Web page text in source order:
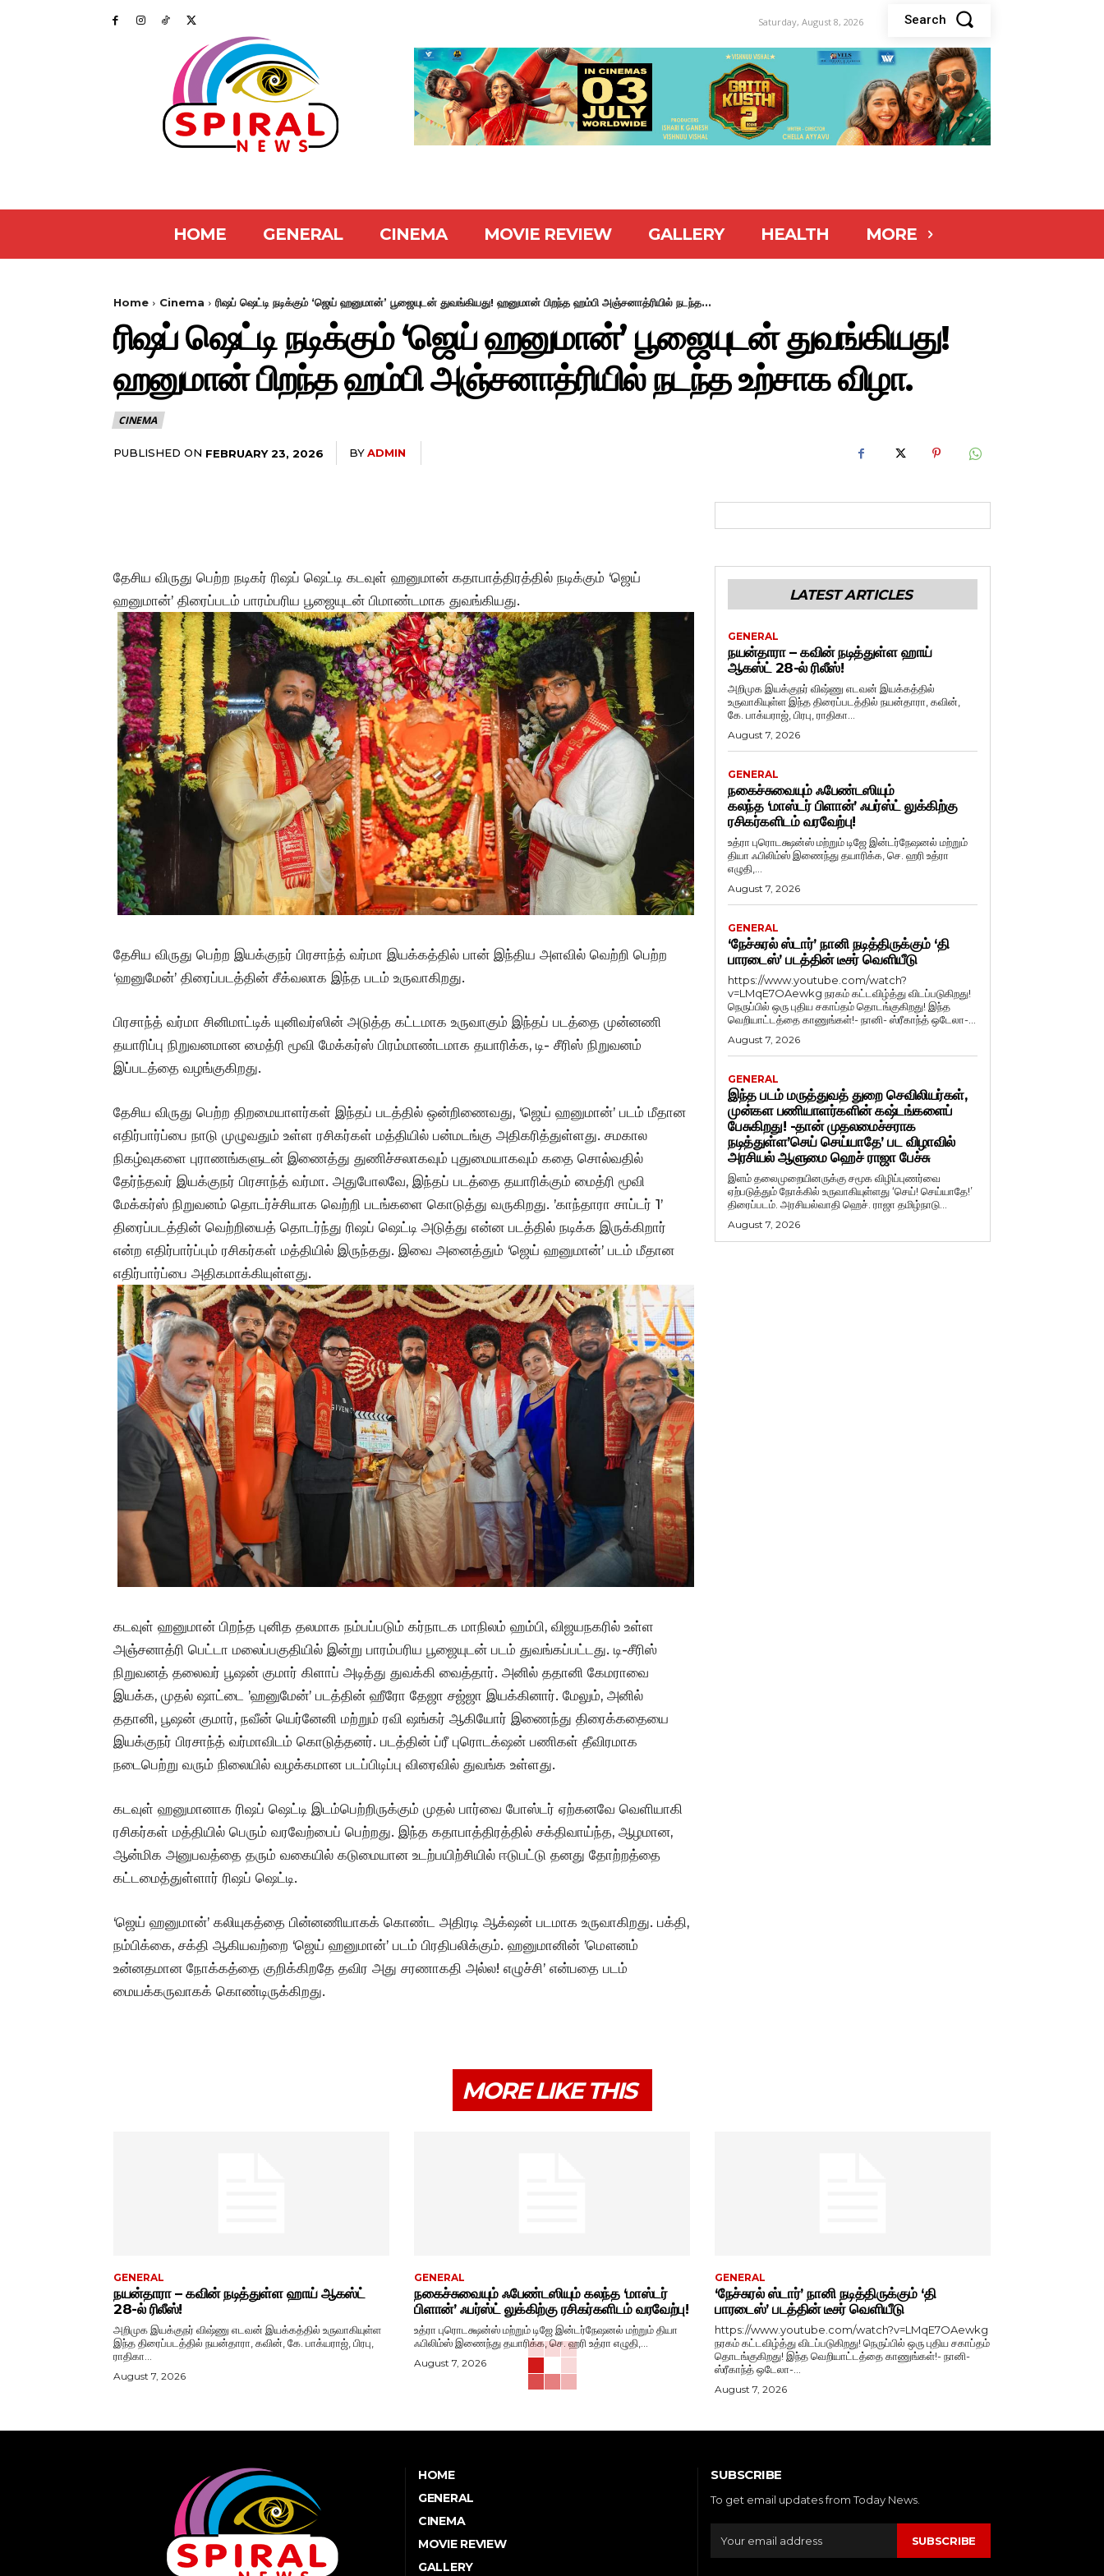
Saturday, August 8, 2026 Search
HOME GENERAL CINEMA MOVIE REVIEW GALLERY HEALTH MORE
Home Cinema ரிஷப் ஷெட்டி நடிக்கும் ‘ஜெய் ஹனுமான்’ பூஜையுடன் துவங்கியது! ஹனுமான் பிறந்த ஹம்பி அஞ்சனாத்ரியில் நடந்த...
ரிஷப் ஷெட்டி நடிக்கும் ‘ஜெய் ஹனுமான்’ பூஜையுடன் துவங்கியது!
ஹனுமான் பிறந்த ஹம்பி அஞ்சனாத்ரியில் நடந்த உற்சாக விழா.
CINEMA
PUBLISHED ON FEBRUARY 23, 2026 BYADMIN
தேசிய விருது பெற்ற நடிகர் ரிஷப் ஷெட்டி கடவுள் ஹனுமான் கதாபாத்திரத்தில் நடிக்கும் ‘ஜெய்
ஹனுமான்’ திரைப்படம் பாரம்பரிய பூஜையுடன் பிமாண்டமாக துவங்கியது.
தேசிய விருது பெற்ற இயக்குநர் பிரசாந்த் வர்மா இயக்கத்தில் பான் இந்திய அளவில் வெற்றி பெற்ற
‘ஹனுமேன்’ திரைப்படத்தின் சீக்வலாக இந்த படம் உருவாகிறது.
பிரசாந்த் வர்மா சினிமாட்டிக் யுனிவர்ஸின் அடுத்த கட்டமாக உருவாகும் இந்தப் படத்தை முன்னணி
தயாரிப்பு நிறுவனமான மைத்ரி மூவி மேக்கர்ஸ் பிரம்மாண்டமாக தயாரிக்க, டி- சீரிஸ் நிறுவனம்
இப்படத்தை வழங்குகிறது.
தேசிய விருது பெற்ற திறமையாளர்கள் இந்தப் படத்தில் ஒன்றிணைவது, ‘ஜெய் ஹனுமான்’ படம் மீதான
எதிர்பார்ப்பை நாடு முழுவதும் உள்ள ரசிகர்கள் மத்தியில் பன்மடங்கு அதிகரித்துள்ளது. சமகால
நிகழ்வுகளை புராணங்களுடன் இணைத்து துணிச்சலாகவும் புதுமையாகவும் கதை சொல்வதில்
தேர்ந்தவர் இயக்குநர் பிரசாந்த் வர்மா. அதுபோலவே, இந்தப் படத்தை தயாரிக்கும் மைத்ரி மூவி
மேக்கர்ஸ் நிறுவனம் தொடர்ச்சியாக வெற்றி படங்களை கொடுத்து வருகிறது. ’காந்தாரா சாப்டர் 1’
திரைப்படத்தின் வெற்றியைத் தொடர்ந்து ரிஷப் ஷெட்டி அடுத்து என்ன படத்தில் நடிக்க இருக்கிறார்
என்ற எதிர்பார்ப்பும் ரசிகர்கள் மத்தியில் இருந்தது. இவை அனைத்தும் ‘ஜெய் ஹனுமான்’ படம் மீதான
எதிர்பார்ப்பை அதிகமாக்கியுள்ளது.
கடவுள் ஹனுமான் பிறந்த புனித தலமாக நம்பப்படும் கர்நாடக மாநிலம் ஹம்பி, விஜயநகரில் உள்ள
அஞ்சனாத்ரி பெட்டா மலைப்பகுதியில் இன்று பாரம்பரிய பூஜையுடன் படம் துவங்கப்பட்டது. டி-சீரிஸ்
நிறுவனத் தலைவர் பூஷன் குமார் கிளாப் அடித்து துவக்கி வைத்தார். அனில் ததானி கேமராவை
இயக்க, முதல் ஷாட்டை ’ஹனுமேன்’ படத்தின் ஹீரோ தேஜா சஜ்ஜா இயக்கினார். மேலும், அனில்
ததானி, பூஷன் குமார், நவீன் யெர்னேனி மற்றும் ரவி ஷங்கர் ஆகியோர் இணைந்து திரைக்கதையை
இயக்குநர் பிரசாந்த் வர்மாவிடம் கொடுத்தனர். படத்தின் ப்ரீ புரொடக்‌ஷன் பணிகள் தீவிரமாக
நடைபெற்று வரும் நிலையில் வழக்கமான படப்பிடிப்பு விரைவில் துவங்க உள்ளது.
கடவுள் ஹனுமானாக ரிஷப் ஷெட்டி இடம்பெற்றிருக்கும் முதல் பார்வை போஸ்டர் ஏற்கனவே வெளியாகி
ரசிகர்கள் மத்தியில் பெரும் வரவேற்பைப் பெற்றது. இந்த கதாபாத்திரத்தில் சக்திவாய்ந்த, ஆழமான,
ஆன்மிக அனுபவத்தை தரும் வகையில் கடுமையான உடற்பயிற்சியில் ஈடுபட்டு தனது தோற்றத்தை
கட்டமைத்துள்ளார் ரிஷப் ஷெட்டி.
‘ஜெய் ஹனுமான்’ கலியுகத்தை பின்னணியாகக் கொண்ட அதிரடி ஆக்‌ஷன் படமாக உருவாகிறது. பக்தி,
நம்பிக்கை, சக்தி ஆகியவற்றை ‘ஜெய் ஹனுமான்’ படம் பிரதிபலிக்கும். ஹனுமானின் ’மௌனம்
உன்னதமான நோக்கத்தை குறிக்கிறதே தவிர அது சரணாகதி அல்ல! எழுச்சி’ என்பதை படம்
மையக்கருவாகக் கொண்டிருக்கிறது.
LATEST ARTICLES
GENERAL
நயன்தாரா – கவின் நடித்துள்ள ஹாய்
ஆகஸ்ட் 28-ல் ரிலீஸ்!
அறிமுக இயக்குநர் விஷ்ணு எடவன் இயக்கத்தில்
உருவாகியுள்ள இந்த திரைப்படத்தில் நயன்தாரா, கவின்,
கே. பாக்யராஜ், பிரபு, ராதிகா...
August 7, 2026
GENERAL
நகைச்சுவையும் ஃபேண்டஸியும்
கலந்த ‘மாஸ்டர் பிளான்’ ஃபர்ஸ்ட் லுக்கிற்கு
ரசிகர்களிடம் வரவேற்பு!
உத்ரா புரொடக்ஷன்ஸ் மற்றும் டிஜே இன்டர்நேஷனல் மற்றும்
தியா ஃபிலிம்ஸ் இணைந்து தயாரிக்க, செ. ஹரி உத்ரா
எழுதி,...
August 7, 2026
GENERAL
‘நேச்சுரல் ஸ்டார்’ நானி நடித்திருக்கும் ‘தி
பாரடைஸ்’ படத்தின் டீசர் வெளியீடு
https://www.youtube.com/watch?
v=LMqE7OAewkg நரகம் கட்டவிழ்த்து விடப்படுகிறது!
நெருப்பில் ஒரு புதிய சகாப்தம் தொடங்குகிறது! இந்த
வெறியாட்டத்தை காணுங்கள்!- நானி- ஸ்ரீகாந்த் ஒடேலா-...
August 7, 2026
GENERAL
இந்த படம் மருத்துவத் துறை செவிலியர்கள்,
முன்கள பணியாளர்களின் கஷ்டங்களைப்
பேசுகிறது! -தான் முதலமைச்சராக
நடித்துள்ள’செய் செய்யாதே’ பட விழாவில்
அரசியல் ஆளுமை ஹெச் ராஜா பேச்சு
இளம் தலைமுறையினருக்கு சமூக விழிப்புணர்வை
ஏற்படுத்தும் நோக்கில் உருவாகியுள்ளது ‘செய்! செய்யாதே!’
திரைப்படம். அரசியல்வாதி ஹெச். ராஜா தமிழ்நாடு...
August 7, 2026
MORE LIKE THIS
GENERAL
நயன்தாரா – கவின் நடித்துள்ள ஹாய் ஆகஸ்ட்
28-ல் ரிலீஸ்!
அறிமுக இயக்குநர் விஷ்ணு எடவன் இயக்கத்தில் உருவாகியுள்ள
இந்த திரைப்படத்தில் நயன்தாரா, கவின், கே. பாக்யராஜ், பிரபு,
ராதிகா...
August 7, 2026
GENERAL
நகைச்சுவையும் ஃபேண்டஸியும் கலந்த ‘மாஸ்டர்
பிளான்’ ஃபர்ஸ்ட் லுக்கிற்கு ரசிகர்களிடம் வரவேற்பு!
உத்ரா புரொடக்ஷன்ஸ் மற்றும் டிஜே இன்டர்நேஷனல் மற்றும் தியா
ஃபிலிம்ஸ் இணைந்து தயாரிக்க, செ. ஹரி உத்ரா எழுதி,...
August 7, 2026
GENERAL
‘நேச்சுரல் ஸ்டார்’ நானி நடித்திருக்கும் ‘தி
பாரடைஸ்’ படத்தின் டீசர் வெளியீடு
https://www.youtube.com/watch?v=LMqE7OAewkg
நரகம் கட்டவிழ்த்து விடப்படுகிறது! நெருப்பில் ஒரு புதிய சகாப்தம்
தொடங்குகிறது! இந்த வெறியாட்டத்தை காணுங்கள்!- நானி-
ஸ்ரீகாந்த் ஒடேலா-...
August 7, 2026
HOME
GENERAL
CINEMA
MOVIE REVIEW
GALLERY
SUBSCRIBE
To get email updates from Today News.
SUBSCRIBE